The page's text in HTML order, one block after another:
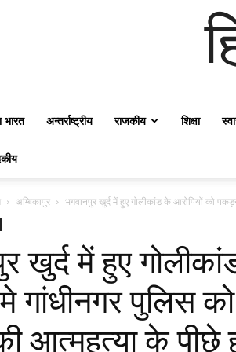
भारत अन्तर्राष्ट्रीय राजकीय शिक्षा
अम्बिकापुर भगवानपुर खुर्द में हुए गोलीकांड के आरोपियों को
खुर्द में हुए
गांधीनगर पुलिस
आत्महत्या के